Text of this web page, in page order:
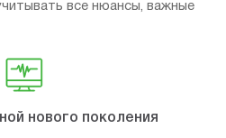
все нюансы, важные
нового поколения